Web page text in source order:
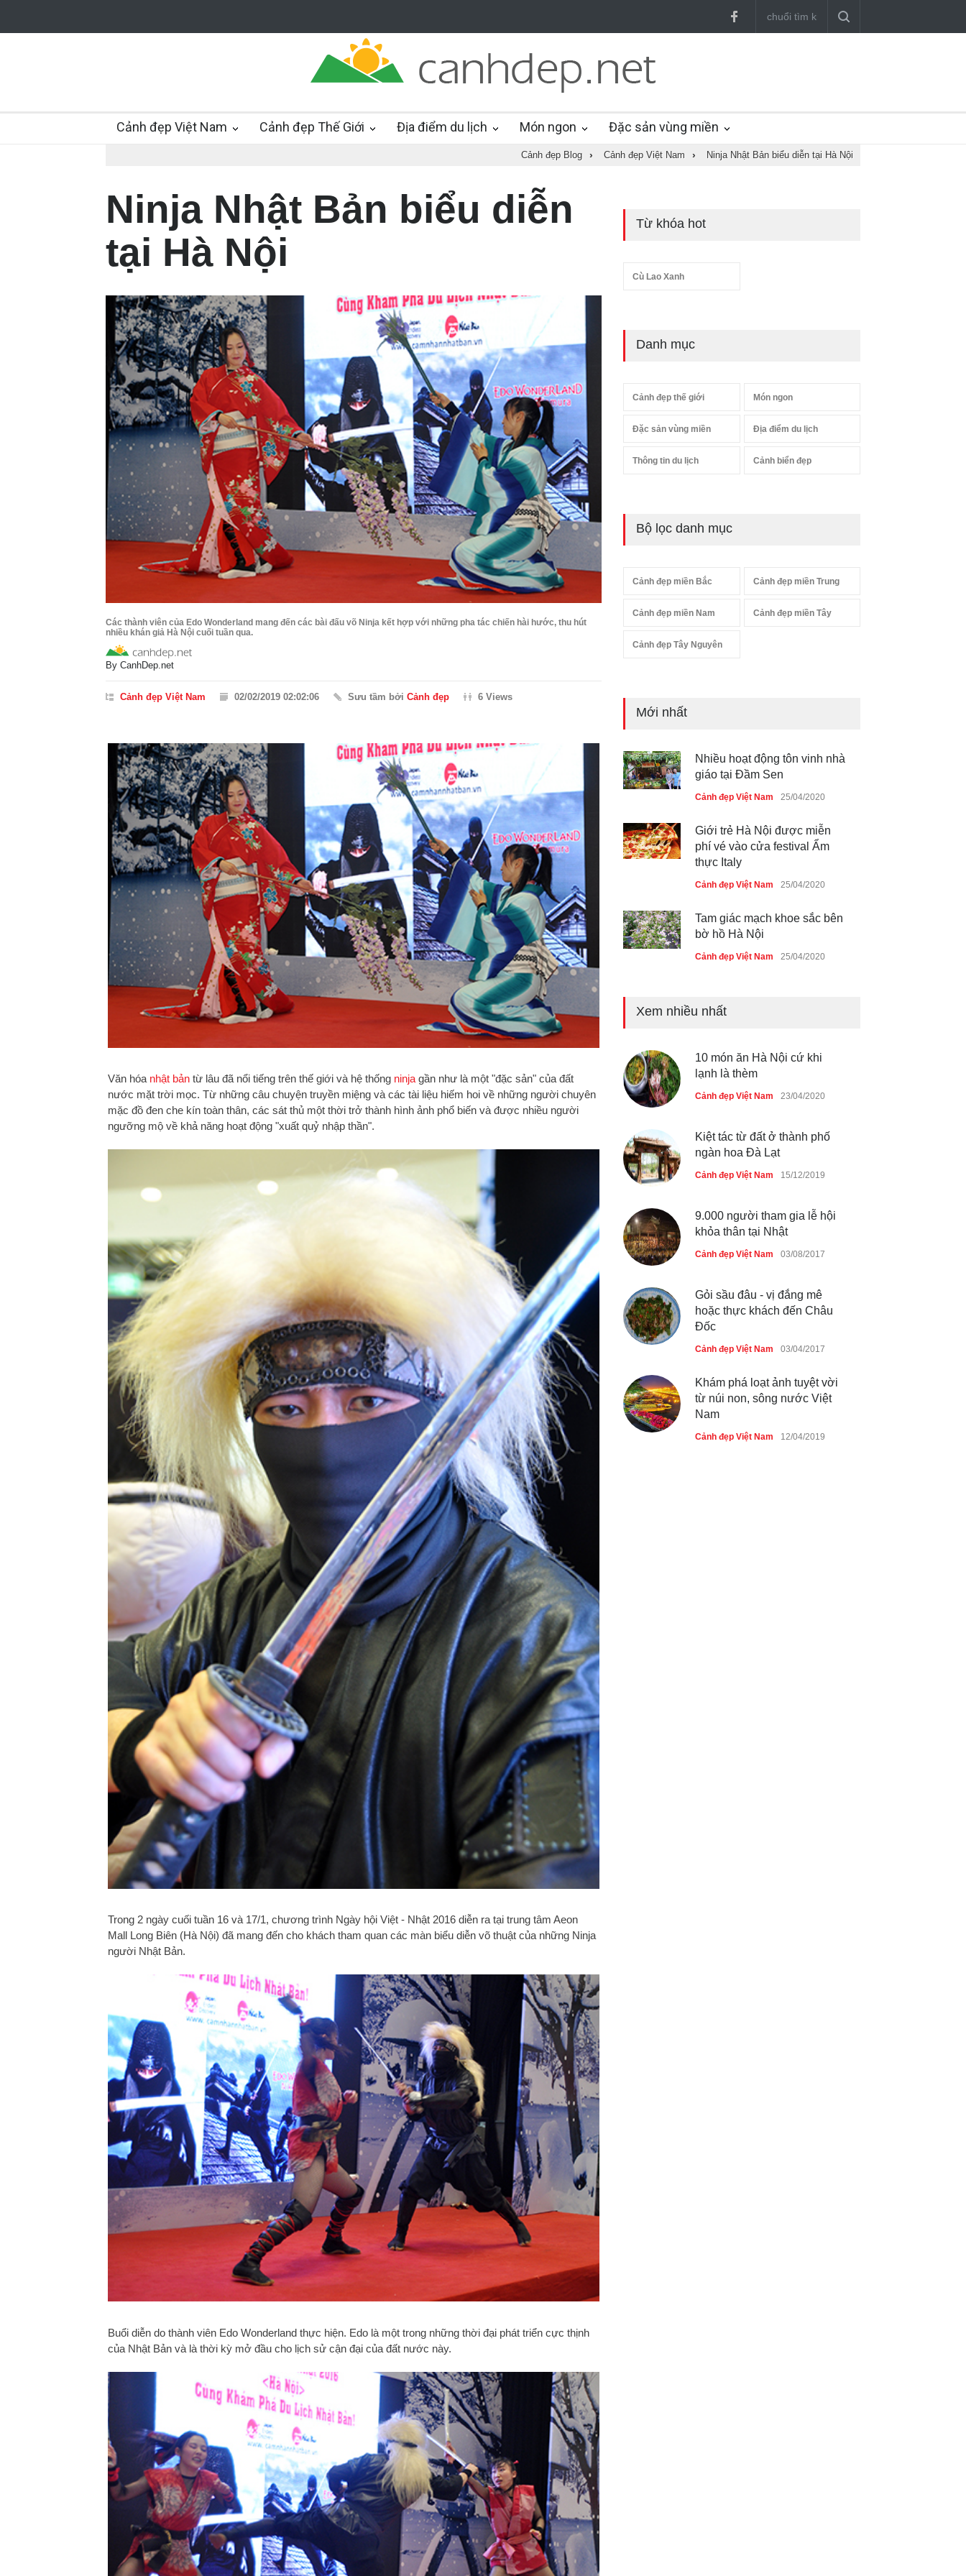
Cảnh đẹp Việt Nam Cảnh đẹp Thế Giới Địa điểm du lịch Món ngon Đặc sản vùng miền
Cảnh đẹp Blog › Cảnh đẹp Việt Nam › Ninja Nhật Bản biểu diễn tại Hà Nội
Ninja Nhật Bản biểu diễn
tại Hà Nội
Các thành viên của Edo Wonderland mang đến các bài đấu võ Ninja kết hợp với những pha tác chiến hài hước, thu hút
nhiều khán giả Hà Nội cuối tuần qua.
By CanhDep.net
Cảnh đẹp Việt Nam 02/02/2019 02:02:06 Sưu tầm bởi Cảnh đẹp 6 Views
Văn hóa nhật bản từ lâu đã nổi tiếng trên thế giới và hệ thống ninja gần như là một "đặc sản" của đất
nước mặt trời mọc. Từ những câu chuyện truyền miệng và các tài liệu hiếm hoi về những người chuyên
mặc đồ đen che kín toàn thân, các sát thủ một thời trở thành hình ảnh phổ biến và được nhiều người
ngưỡng mộ về khả năng hoạt động "xuất quỷ nhập thần".
Trong 2 ngày cuối tuần 16 và 17/1, chương trình Ngày hội Việt - Nhật 2016 diễn ra tại trung tâm Aeon
Mall Long Biên (Hà Nội) đã mang đến cho khách tham quan các màn biểu diễn võ thuật của những Ninja
người Nhật Bản.
Buổi diễn do thành viên Edo Wonderland thực hiện. Edo là một trong những thời đại phát triển cực thịnh
của Nhật Bản và là thời kỳ mở đầu cho lịch sử cận đại của đất nước này.
Từ khóa hot
Cù Lao Xanh
Danh mục
Cảnh đẹp thế giới Món ngon
Đặc sản vùng miền Địa điểm du lịch
Thông tin du lịch Cảnh biển đẹp
Bộ lọc danh mục
Cảnh đẹp miền Bắc Cảnh đẹp miền Trung
Cảnh đẹp miền Nam Cảnh đẹp miền Tây
Cảnh đẹp Tây Nguyên
Mới nhất
Giới trẻ Hà Nội được miễn
phí vé vào cửa festival Ẩm
thực Italy
Tam giác mạch khoe sắc bên
bờ hồ Hà Nội
Cảnh đẹp Việt Nam 25/04/2020
Bán đảo Sơn Trà sẽ là khu
du lịch quốc gia
Cảnh đẹp Việt Nam 24/04/2020
dã ở Sài Gòn
Xem nhiều nhất
10 món ăn Hà Nội cứ khi
lạnh là thèm
Cảnh đẹp Việt Nam 23/04/2020
Kiệt tác từ đất ở thành phố
ngàn hoa Đà Lạt
Cảnh đẹp Việt Nam 15/12/2019
9.000 người tham gia lễ hội
khỏa thân tại Nhật
Cảnh đẹp Việt Nam 03/08/2017
Gỏi sầu đâu - vị đắng mê
hoặc thực khách đến Châu
Đốc
Cảnh đẹp Việt Nam 03/04/2017
Khám phá loạt ảnh tuyệt vời
từ núi non, sông nước Việt
Nam
Cảnh đẹp Việt Nam 12/04/2019